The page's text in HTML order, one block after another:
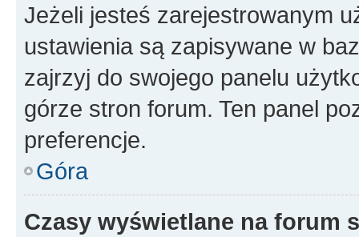
Jeżeli jesteś zarejestrowanym
ustawienia są zapisywane w
zajrzyj do swojego panelu
górze stron forum. Ten panel
preferencje.
Góra
Czasy wyświetlane na forum